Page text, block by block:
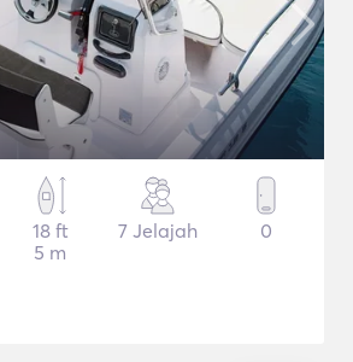
18 ft
5 m
7 Jelajah 0